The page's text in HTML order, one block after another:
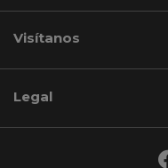
Visítanos
Legal